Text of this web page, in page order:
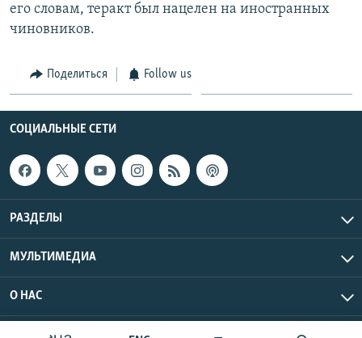
его словам, теракт был нацелен на иностранных
чиновников.
Поделиться Follow us
СОЦИАЛЬНЫЕ СЕТИ
РАЗДЕЛЫ
МУЛЬТИМЕДИА
О НАС